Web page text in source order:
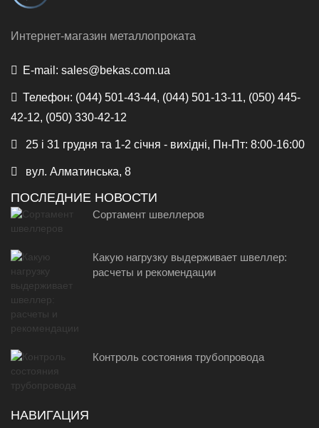
Интернет-магазин металлопроката
E-mail: sales@bekas.com.ua
Телефон: (044) 501-43-44, (044) 501-13-11, (050) 445-
42-12, (050) 330-42-12
25 і 31 грудня та 1-2 січня - вихідні, Пн-Пт: 8:00-16:00
вул. Алматинська, 8
ПОСЛЕДНИЕ НОВОСТИ
Сортамент швеллеров
Какую нагрузку выдерживает швеллер:
расчеты и рекомендации
Контроль состояния трубопровода
НАВИГАЦИЯ